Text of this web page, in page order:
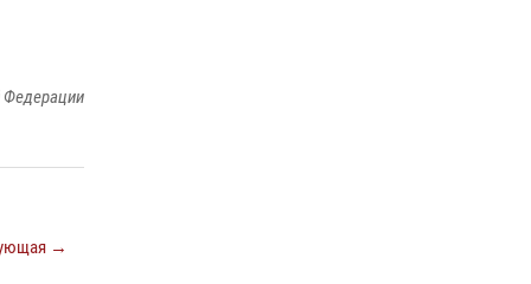
Федерации
→